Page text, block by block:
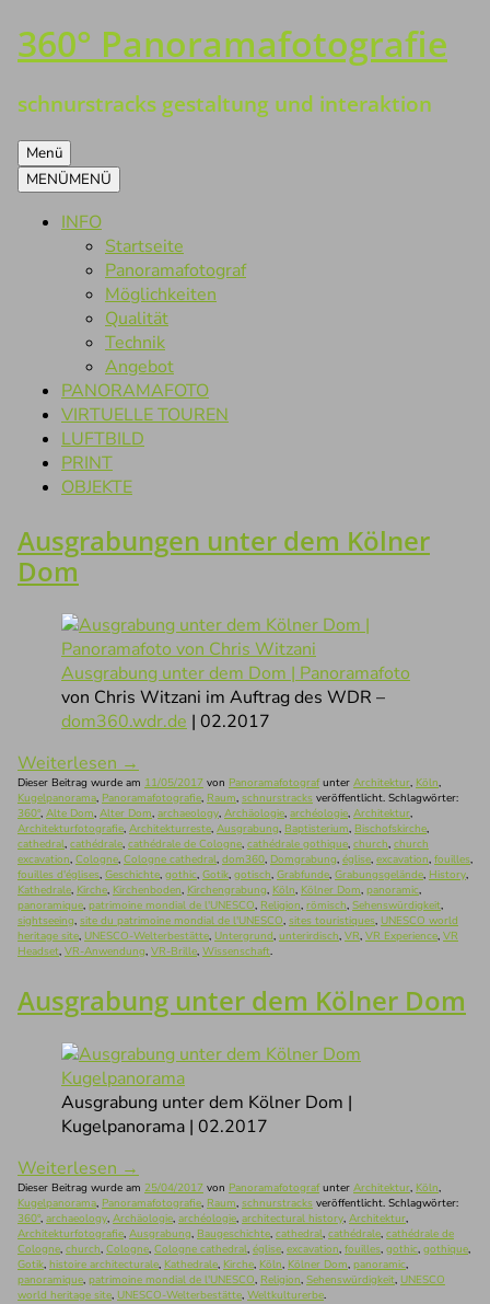
Zum
Inhalt
360° Panoramafotografie
schnurstracks gestaltung und interaktion
Menü
MENÜMENÜ
INFO
Startseite
Panoramafotograf
Möglichkeiten
Qualität
Technik
Angebot
PANORAMAFOTO
VIRTUELLE TOUREN
LUFTBILD
PRINT
OBJEKTE
Ausgrabungen unter dem Kölner
Dom
Ausgrabung unter dem Dom | Panoramafoto
von Chris Witzani im Auftrag des WDR –
dom360.wdr.de | 02.2017
Weiterlesen →
Dieser Beitrag wurde am 11/05/2017 von Panoramafotografunter Architektur, Köln,
Kugelpanorama, Panoramafotografie, Raum, schnurstracks veröffentlicht. Schlagwörter:
360°, Alte Dom, Alter Dom, archaeology, Archäologie, archéologie, Architektur,
Architekturfotografie, Architekturreste, Ausgrabung, Baptisterium, Bischofskirche,
cathedral, cathédrale, cathédrale de Cologne, cathédrale gothique, church, church
excavation, Cologne, Cologne cathedral, dom360, Domgrabung, église, excavation, fouilles,
fouilles d'églises, Geschichte, gothic, Gotik, gotisch, Grabfunde, Grabungsgelände, History,
Kathedrale, Kirche, Kirchenboden, Kirchengrabung, Köln, Kölner Dom, panoramic,
panoramique, patrimoine mondial de l'UNESCO, Religion, römisch, Sehenswürdigkeit,
sightseeing, site du patrimoine mondial de l'UNESCO, sites touristiques, UNESCO world
heritage site, UNESCO-Welterbestätte, Untergrund, unterirdisch, VR, VR Experience, VR
Headset, VR-Anwendung, VR-Brille, Wissenschaft.
Ausgrabung unter dem Kölner Dom
Ausgrabung unter dem Kölner Dom |
Kugelpanorama | 02.2017
Weiterlesen →
Dieser Beitrag wurde am 25/04/2017 von Panoramafotografunter Architektur, Köln,
Kugelpanorama, Panoramafotografie, Raum, schnurstracks veröffentlicht. Schlagwörter:
360°, archaeology, Archäologie, archéologie, architectural history, Architektur,
Architekturfotografie, Ausgrabung, Baugeschichte, cathedral, cathédrale, cathédrale de
Cologne, church, Cologne, Cologne cathedral, église, excavation, fouilles, gothic, gothique,
Gotik, histoire architecturale, Kathedrale, Kirche, Köln, Kölner Dom, panoramic,
panoramique, patrimoine mondial de l'UNESCO, Religion, Sehenswürdigkeit, UNESCO
world heritage site, UNESCO-Welterbestätte, Weltkulturerbe.